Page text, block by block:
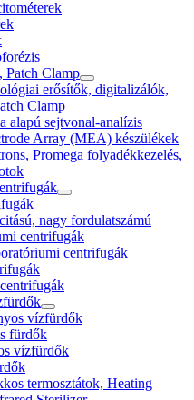
Clamp
erősítők, digitalizálók,
Clamp
alapú sejtvonal-analízis
Array (MEA) készülékek
Promega folyadékkezelés,
nagy fordulatszámú
centrifugák
centrifugák
vízfürdők
fürdők
vízfürdők
termosztátok, Heating